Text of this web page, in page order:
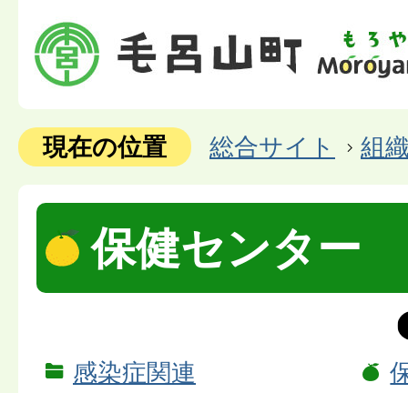
現在の位置 総合サイト 組
保健センター
感染症関連